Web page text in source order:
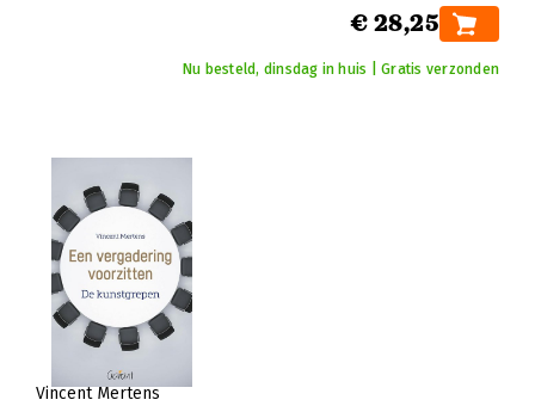
€ 28,25
Nu besteld, dinsdag in huis | Gratis verzonden
Vincent Mertens